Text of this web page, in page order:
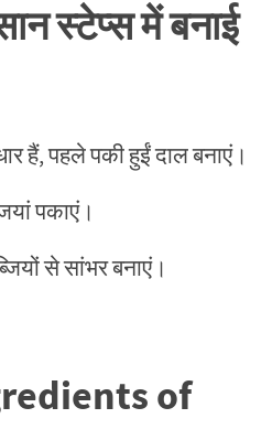
स्टेप्समें बनाई
हैं, पहले पकी हुईं दाल बनाएं।
पकाएं।
से सांभर बनाएं।
of